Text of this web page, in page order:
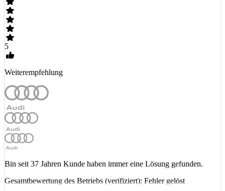
5
Weiterempfehlung
Bin seit 37 Jahren Kunde haben immer eine Lösung gefunden.
Gesamtbewertung des Betriebs (verifiziert): Fehler gelöst